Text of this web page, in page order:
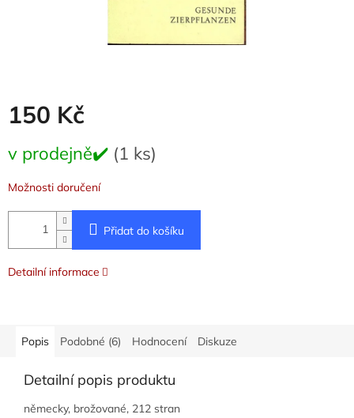
150 Kč
cena:
v prodejně✔️ (1 ks)
Možnosti doručení
Přidat do košíku
Detailní informace
Popis Podobné (6) Hodnocení Diskuze
Detailní popis produktu
německy, brožované, 212 stran